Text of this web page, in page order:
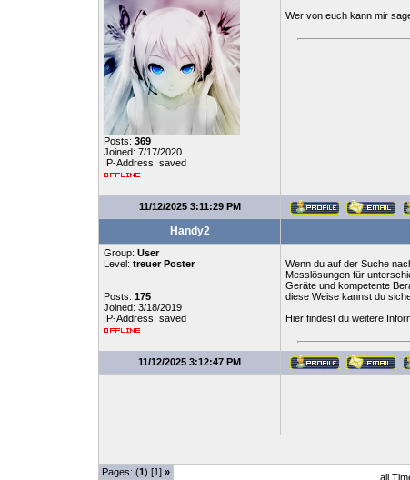
Posts: 369
Joined: 7/17/2020
IP-Address: saved
Wer von euch kann mir
11/12/2025 3:11:29 PM
Handy2
Group: User
Level: treuer Poster
Posts: 175
Joined: 3/18/2019
IP-Address: saved
Wenn du auf der Suche
Messlösungen für
Geräte und kompetente
diese Weise kannst du
Hier findest du weitere
11/12/2025 3:12:47 PM
Pages: (1) [1] » all